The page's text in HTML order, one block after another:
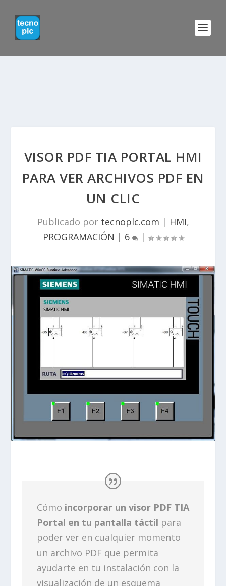
VISOR PDF TIA PORTAL HMI
PARA VER ARCHIVOS PDF EN
UN CLIC
Publicado por tecnoplc.com | HMI,
PROGRAMACIÓN | 6 |
Cómo incorporar un visor PDF TIA
Portal en tu pantalla táctil para
poder ver en cualquier momento
un archivo PDF que permita
ayudarte en tu instalación con la
visualización de un esquema